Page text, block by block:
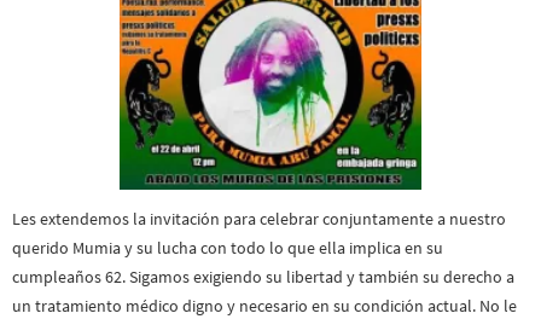
Les extendemos la invitación para celebrar conjuntamente a nuestro
querido Mumia y su lucha con todo lo que ella implica en su
cumpleaños 62. Sigamos exigiendo su libertad y también su derecho a
un tratamiento médico digno y necesario en su condición actual. No le